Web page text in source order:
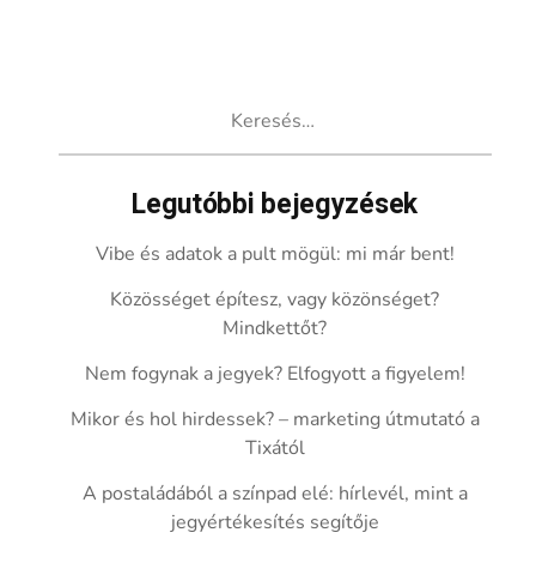
Legutóbbi bejegyzések
Vibe és adatok a pult mögül: mi már bent!
Közösséget építesz, vagy közönséget?
Mindkettőt?
Nem fogynak a jegyek? Elfogyott a figyelem!
Mikor és hol hirdessek? – marketing útmutató a
Tixától
A postaládából a színpad elé: hírlevél, mint a
jegyértékesítés segítője